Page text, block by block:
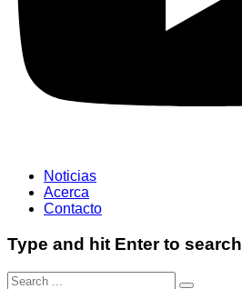
Noticias
Acerca
Contacto
Type and hit Enter to search